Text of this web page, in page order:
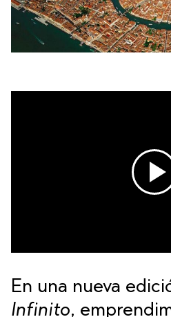
En una nueva
Infinito,